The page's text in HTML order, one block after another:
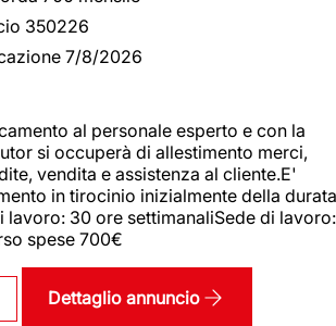
350226
7/8/2026
al personale esperto e con la
si occuperà di allestimento merci,
vendita e assistenza al cliente.E'
in tirocinio inizialmente della durata
lavoro: 30 ore settimanaliSede di lavoro:
spese 700€
Dettaglio annuncio